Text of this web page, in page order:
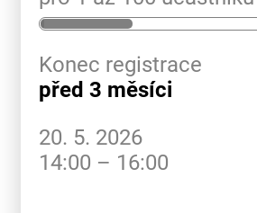
Konec registrace
před 3 měsíci
20. 5. 2026
14:00 – 16:00